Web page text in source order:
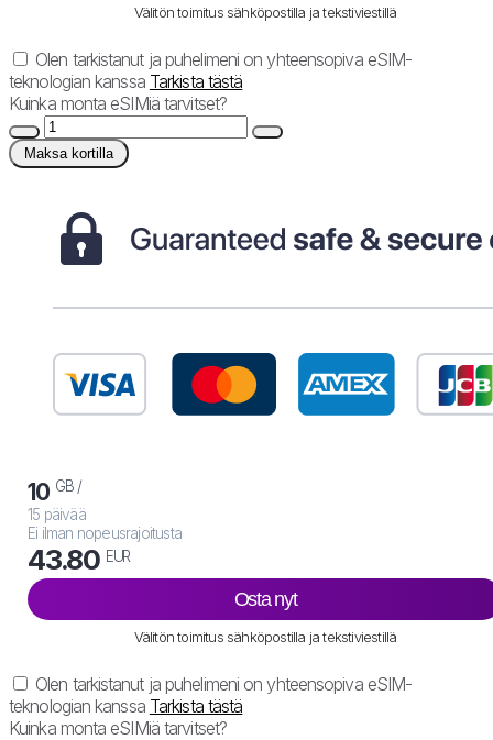
Välitön toimitus sähköpostilla ja tekstiviestillä
Olen tarkistanut ja puhelimeni on yhteensopiva eSIM-
teknologian kanssa Tarkista tästä
Kuinka monta eSIMiä tarvitset?
Maksa kortilla
10 GB /
15 päivää
Ei ilman nopeusrajoitusta
43.80 EUR
Osta nyt
Välitön toimitus sähköpostilla ja tekstiviestillä
Olen tarkistanut ja puhelimeni on yhteensopiva eSIM-
teknologian kanssa Tarkista tästä
Kuinka monta eSIMiä tarvitset?